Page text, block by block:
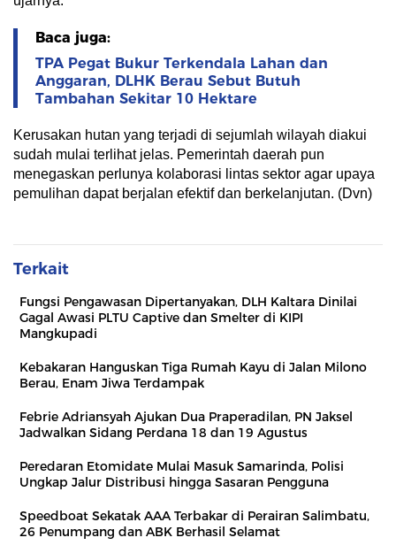
Baca juga:
TPA Pegat Bukur Terkendala Lahan dan
Anggaran, DLHK Berau Sebut Butuh
Tambahan Sekitar 10 Hektare
Kerusakan hutan yang terjadi di sejumlah wilayah diakui
sudah mulai terlihat jelas. Pemerintah daerah pun
menegaskan perlunya kolaborasi lintas sektor agar upaya
pemulihan dapat berjalan efektif dan berkelanjutan. (Dvn)
Terkait
Fungsi Pengawasan Dipertanyakan, DLH Kaltara Dinilai
Gagal Awasi PLTU Captive dan Smelter di KIPI
Mangkupadi
Kebakaran Hanguskan Tiga Rumah Kayu di Jalan Milono
Berau, Enam Jiwa Terdampak
Febrie Adriansyah Ajukan Dua Praperadilan, PN Jaksel
Jadwalkan Sidang Perdana 18 dan 19 Agustus
Peredaran Etomidate Mulai Masuk Samarinda, Polisi
Ungkap Jalur Distribusi hingga Sasaran Pengguna
Speedboat Sekatak AAA Terbakar di Perairan Salimbatu,
26 Penumpang dan ABK Berhasil Selamat